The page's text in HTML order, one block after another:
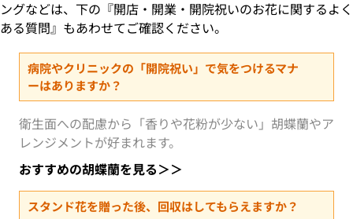
ングなどは、下の『開店・開業・開院祝いのお花に関するよく
ある質問』もあわせてご確認ください。
病院やクリニックの「開院祝い」で気をつけるマナ
ーはありますか？
衛生面への配慮から「香りや花粉が少ない」胡蝶蘭やア
レンジメントが好まれます。
おすすめの胡蝶蘭を見る＞＞
スタンド花を贈った後、回収はしてもらえますか？